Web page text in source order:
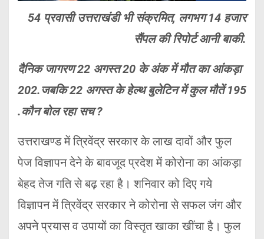
54 प्रवासी उत्तराखंडी भी संक्रमित, लगभग 14 हजार
सैंपल की रिपोर्ट आनी बाकी.
दैनिक जागरण 22 अगस्त 20 के अंक में मौत का आंकड़ा
202.जबकि 22 अगस्त के हेल्थ बुलेटिन में कुल मौतें 195
.कौन बोल रहा सच ?
उत्तराखण्ड में त्रिवेंद्र सरकार के लाख दावों और फुल
पेज विज्ञापन देने के बावजूद प्रदेश में कोरोना का आंकड़ा
बेहद तेज गति से बढ़ रहा है। शनिवार को दिए गये
विज्ञापन में त्रिवेंद्र सरकार ने कोरोना से सफल जंग और
अपने प्रयास व उपायों का विस्तृत खाका खींचा है। फुल